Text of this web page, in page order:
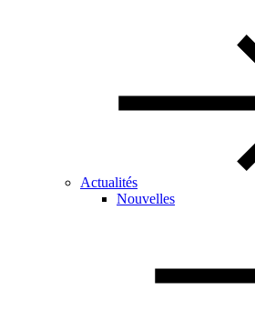
Actualités
Nouvelles